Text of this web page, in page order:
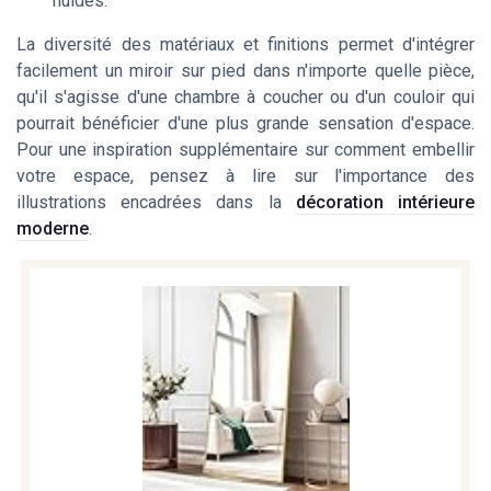
La diversité des matériaux et finitions permet d'intégrer
facilement un miroir sur pied dans n'importe quelle pièce,
qu'il s'agisse d'une chambre à coucher ou d'un couloir qui
pourrait bénéficier d'une plus grande sensation d'espace.
Pour une inspiration supplémentaire sur comment embellir
votre espace, pensez à lire sur l'importance des
illustrations encadrées dans la décoration intérieure
moderne.